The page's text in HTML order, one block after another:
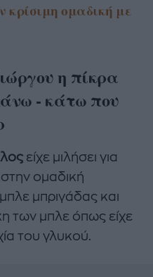
κρίσιμη ομαδική με
η πίκρα
- κάτω που
είχε μιλήσει για
ομαδική
μπριγάδας και
των μπλε όπως είχε
του γλυκού.